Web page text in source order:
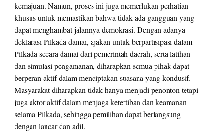
kemajuan. Namun, proses ini juga memerlukan perhatian
khusus untuk memastikan bahwa tidak ada gangguan yang
dapat menghambat jalannya demokrasi. Dengan adanya
deklarasi Pilkada damai, ajakan untuk berpartisipasi dalam
Pilkada secara damai dari pemerintah daerah, serta latihan
dan simulasi pengamanan, diharapkan semua pihak dapat
berperan aktif dalam menciptakan suasana yang kondusif.
Masyarakat diharapkan tidak hanya menjadi penonton tetapi
juga aktor aktif dalam menjaga ketertiban dan keamanan
selama Pilkada, sehingga pemilihan dapat berlangsung
dengan lancar dan adil.